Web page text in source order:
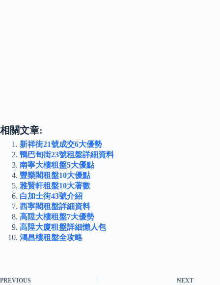
相關文章:
新祥街21號成交6大優勢
鴨巴甸街23號租盤詳細資料
南寧大樓租盤5大優點
豐樂閣租盤10大優點
雅賢軒租盤10大著數
白加士街43號介紹
西寧閣租盤詳細資料
高陞大樓租盤7大優勢
高陞大廈租盤詳細懶人包
鴻昌樓租盤全攻略
PREVIOUS NEXT